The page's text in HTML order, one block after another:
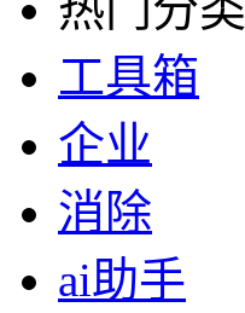
工具箱
企业
消除
ai助手